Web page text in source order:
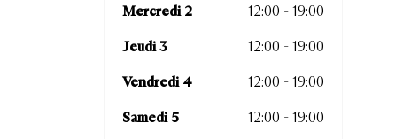
Mercredi 2 12:00 - 19:00
Jeudi 3 12:00 - 19:00
Vendredi 4 12:00 - 19:00
Samedi 5 12:00 - 19:00